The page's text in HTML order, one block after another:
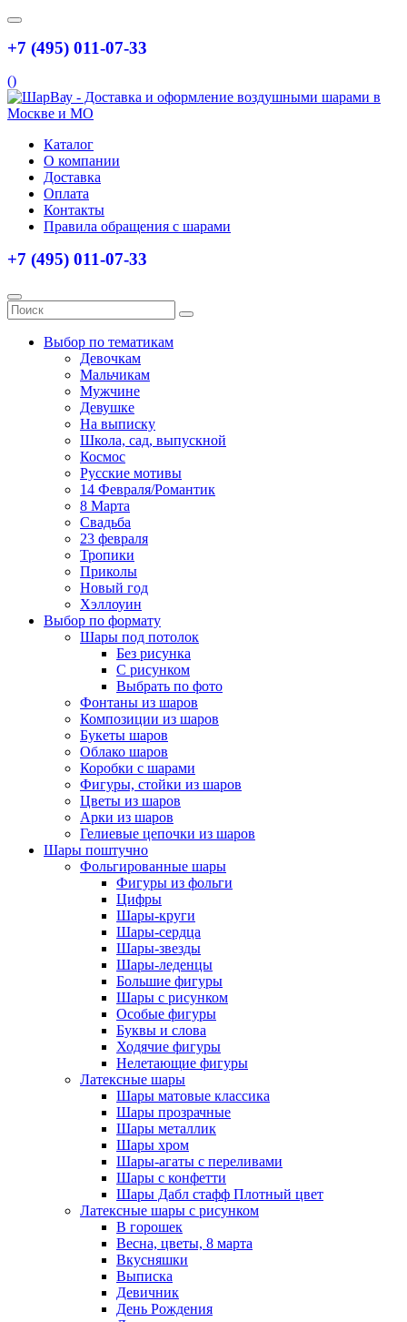
+7 (495) 011-07-33
()
Каталог
О компании
Доставка
Оплата
Контакты
Правила обращения с шарами
+7 (495) 011-07-33
Выбор по тематикам
Девочкам
Мальчикам
Мужчине
Девушке
На выписку
Школа, сад, выпускной
Космос
Русские мотивы
14 Февраля/Романтик
8 Марта
Свадьба
23 февраля
Тропики
Приколы
Новый год
Хэллоуин
Выбор по формату
Шары под потолок
Без рисунка
С рисунком
Выбрать по фото
Фонтаны из шаров
Композиции из шаров
Букеты шаров
Облако шаров
Коробки с шарами
Фигуры, стойки из шаров
Цветы из шаров
Арки из шаров
Гелиевые цепочки из шаров
Шары поштучно
Фольгированные шары
Фигуры из фольги
Цифры
Шары-круги
Шары-сердца
Шары-звезды
Шары-леденцы
Большие фигуры
Шары с рисунком
Особые фигуры
Буквы и слова
Ходячие фигуры
Нелетающие фигуры
Латексные шары
Шары матовые классика
Шары прозрачные
Шары металлик
Шары хром
Шары-агаты с переливами
Шары с конфетти
Шары Дабл стафф Плотный цвет
Латексные шары с рисунком
В горошек
Весна, цветы, 8 марта
Вкусняшки
Выписка
Девичник
День Рождения